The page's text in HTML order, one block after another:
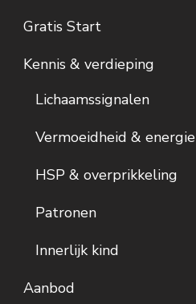
Gratis Start
Kennis & verdieping
Lichaamssignalen
Vermoeidheid & energie
HSP & overprikkeling
Patronen
Innerlijk kind
Aanbod